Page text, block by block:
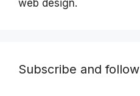
web design.
Subscribe and follow